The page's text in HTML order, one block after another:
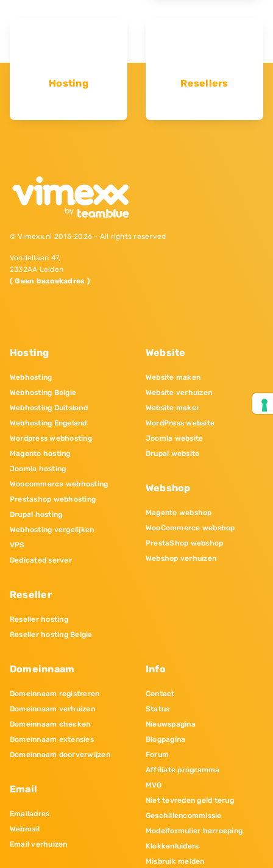
Hosting Resellers
© Vimexx.nl 2015‐2026 - All rights reserved
Vondellaan 47,
2332AA Leiden
( Geen bezoekadres )
Hosting
Webhosting
Webhosting Belgie
Webhosting Duitsland
Webhosting Engeland
Wordpress webhosting
Magento hosting
Joomla hosting
Woocommerce webhosting
Prestashop webhosting
Drupal hosting
Webhosting vergelijken
VPS
Dedicated server
Reseller
Reseller hosting
Reseller hosting Belgie
Website
Website maken
Website verhuizen
Website maker
WordPress website
Joomla website
Drupal website
Webshop
Magento webshop
WooCommerce webshop
PrestaShop webshop
Webshop verhuizen
Domeinnaam
Domeinnaam registreren
Domeinnaam verhuizen
Domeinnaam checken
Domeinnaam extensies
Domeinnaam doorverwijzen
Email
Emailadres
Webmail
Email verhuizen
Info
Contact
Status
Nieuwspagina
Blogpagina
Forum
Affiliate programma
MVO
Niet tevreden geld terug
Geschillencommissie
Modelformulier herroeping
Klokkenluiders
Misbruik melden